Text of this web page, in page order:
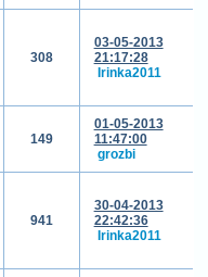
308
03-05-2013
21:17:28
Irinka2011
149
01-05-2013
11:47:00
grozbi
941
30-04-2013
22:42:36
Irinka2011